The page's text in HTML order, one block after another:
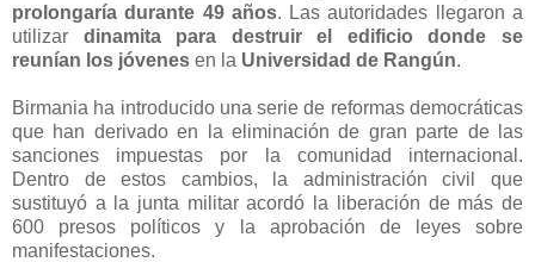
prolongaría durante 49 años. Las autoridades llegaron a
utilizar dinamita para destruir el edificio donde se
reunían los jóvenes en la Universidad de Rangún.
Birmania ha introducido una serie de reformas democráticas
que han derivado en la eliminación de gran parte de las
sanciones impuestas por la comunidad internacional.
Dentro de estos cambios, la administración civil que
sustituyó a la junta militar acordó la liberación de más de
600 presos políticos y la aprobación de leyes sobre
manifestaciones.